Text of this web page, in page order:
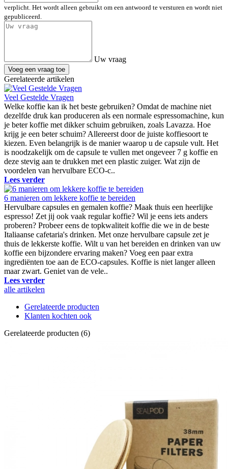
verplicht. Het wordt alleen gebruikt om een antwoord te versturen en wordt niet
gepubliceerd.
Uw vraag
Voeg een vraag toe
Gerelateerde artikelen
Veel Gestelde Vragen
Welke koffie kan ik het beste gebruiken? Omdat de machine niet
dezelfde druk kan produceren als een normale espressomachine, kun
je beter koffie met dikker schuim gebruiken, zoals Lavazza. Hoe
krijg je een beter schuim? Allereerst door de juiste koffiesoort te
kiezen. Even belangrijk is de manier waarop u de capsule vult. Het
is noodzakelijk om de capsule te vullen met ongeveer 7 g koffie en
deze stevig aan te drukken met een plastic zuiger. Wat zijn de
voordelen van hervulbare ECO-c..
Lees verder
6 manieren om lekkere koffie te bereiden
Hervulbare capsules en gemalen koffie? Maak thuis een heerlijke
espresso! Zet jij ook vaak regular koffie? Wil je eens iets anders
proberen? Probeer eens de topkwaliteit koffie die we in de beste
Italiaanse cafetaria's drinken. Met onze hervulbare capsule zet je
thuis de lekkerste koffie. Wilt u van het bereiden en drinken van uw
koffie een bijzondere ervaring maken? Voeg een paar extra
ingrediënten toe aan de ECO-capsules. Koffie is niet langer alleen
maar zwart. Geniet van de vele..
Lees verder
alle artikelen
Gerelateerde producten
Klanten kochten ook
Gerelateerde producten (6)